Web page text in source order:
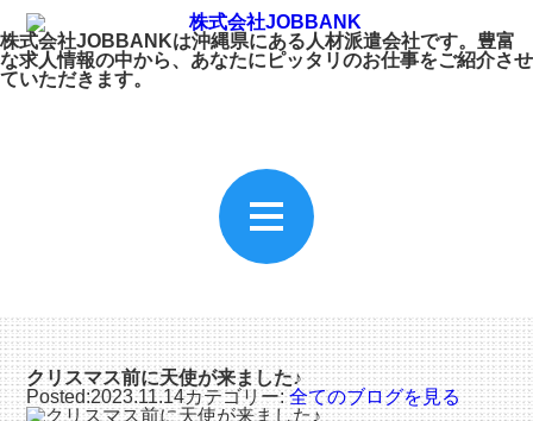
株式会社JOBBANKは沖縄県にある人材派遣会社です。豊富
な求人情報の中から、あなたにピッタリのお仕事をご紹介させ
ていただきます。
クリスマス前に天使が来ました♪
Posted:2023.11.14カテゴリー:全てのブログを見る